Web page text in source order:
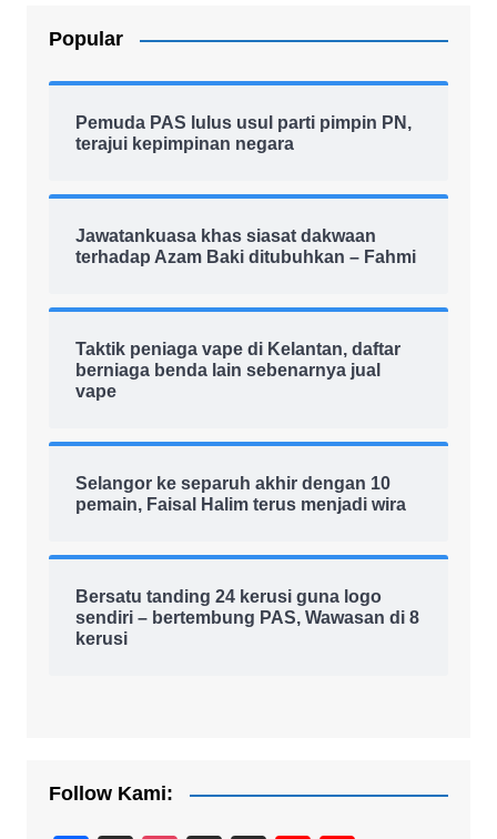
Popular
Pemuda PAS lulus usul parti pimpin PN,
terajui kepimpinan negara
Jawatankuasa khas siasat dakwaan
terhadap Azam Baki ditubuhkan – Fahmi
Taktik peniaga vape di Kelantan, daftar
berniaga benda lain sebenarnya jual
vape
Selangor ke separuh akhir dengan 10
pemain, Faisal Halim terus menjadi wira
Bersatu tanding 24 kerusi guna logo
sendiri – bertembung PAS, Wawasan di 8
kerusi
Follow Kami: